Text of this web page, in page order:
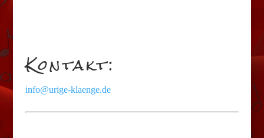
Kontakt:
info@urige-klaenge.de